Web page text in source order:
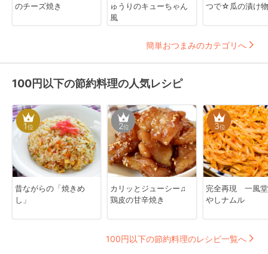
のチーズ焼き
ゅうりのキューちゃん
風
つで☆瓜の漬け物
簡単おつまみのカテゴリへ
100円以下の節約料理の人気レシピ
1位
昔ながらの「焼きめ
し」
2位
カリッとジューシー♫
鶏皮の甘辛焼き
3位
完全再現 一風
やしナムル
100円以下の節約料理のレシピ一覧へ